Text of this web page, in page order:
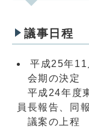
議事日程
平成25年11
会期の決定
平成24年度
員長報告、同
議案の上程